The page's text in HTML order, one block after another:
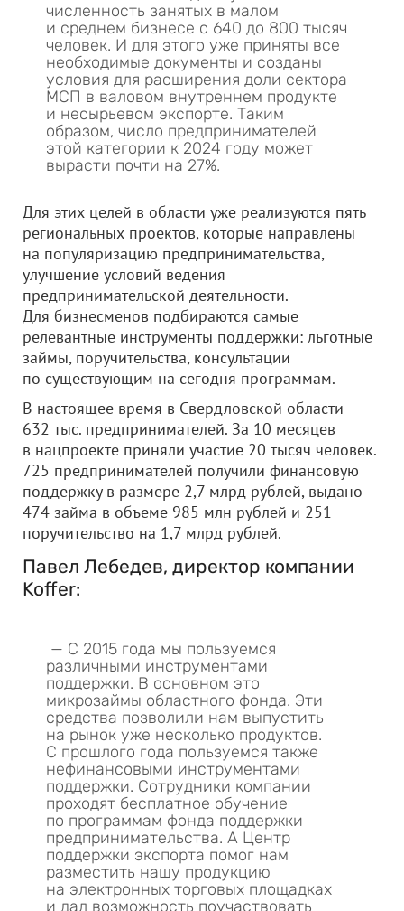
численность занятых в малом
и среднем бизнесе с 640 до 800 тысяч
человек. И для этого уже приняты все
необходимые документы и созданы
условия для расширения доли сектора
МСП в валовом внутреннем продукте
и несырьевом экспорте. Таким
образом, число предпринимателей
этой категории к 2024 году может
вырасти почти на 27%.
Для этих целей в области уже реализуются пять
региональных проектов, которые направлены
на популяризацию предпринимательства,
улучшение условий ведения
предпринимательской деятельности.
Для бизнесменов подбираются самые
релевантные инструменты поддержки: льготные
займы, поручительства, консультации
по существующим на сегодня программам.
В настоящее время в Свердловской области
632 тыс. предпринимателей. За 10 месяцев
в нацпроекте приняли участие 20 тысяч человек.
725 предпринимателей получили финансовую
поддержку в размере 2,7 млрд рублей, выдано
474 займа в объеме 985 млн рублей и 251
поручительство на 1,7 млрд рублей.
Павел Лебедев, директор компании
Koffer:
— С 2015 года мы пользуемся
различными инструментами
поддержки. В основном это
микрозаймы областного фонда. Эти
средства позволили нам выпустить
на рынок уже несколько продуктов.
С прошлого года пользуемся также
нефинансовыми инструментами
поддержки. Сотрудники компании
проходят бесплатное обучение
по программам фонда поддержки
предпринимательства. А Центр
поддержки экспорта помог нам
разместить нашу продукцию
на электронных торговых площадках
и дал возможность поучаствовать